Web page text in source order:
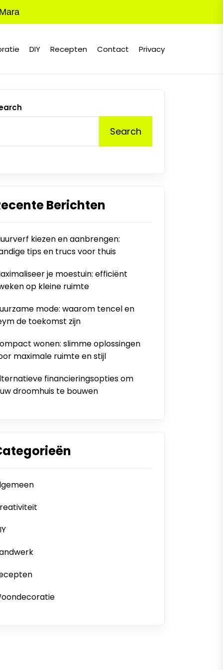
DIY Recepten Contact Privacy
Search
Berichten
kiezen en aanbrengen:
tips en trucs voor thuis
je moestuin: efficiënt
op kleine ruimte
mode: waarom tencel en
de toekomst zijn
wonen: slimme oplossingen
maximale ruimte en stijl
financieringsopties om
droomhuis te bouwen